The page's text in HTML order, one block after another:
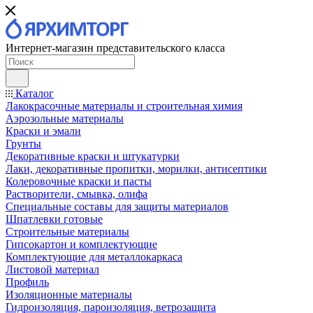
Интернет-магазин представительского класса
Каталог
Лакокрасочные материалы и строительная химия
Аэрозольные материалы
Краски и эмали
Грунты
Декоративные краски и штукатурки
Лаки, декоративные пропитки, морилки, антисептики
Колеровочные краски и пасты
Растворители, смывка, олифа
Специальные составы для защиты материалов
Шпатлевки готовые
Строительные материалы
Гипсокартон и комплектующие
Комплектующие для металлокаркаса
Листовой материал
Профиль
Изоляционные материалы
Гидроизоляция, пароизоляция, ветрозащита